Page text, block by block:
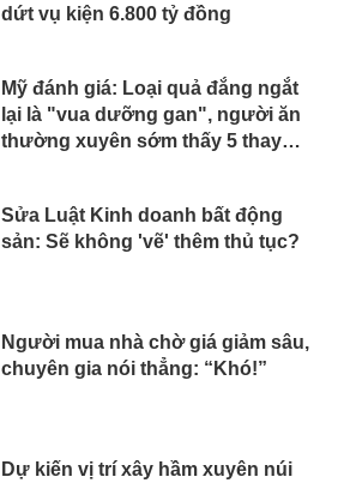
dứt vụ kiện 6.800 tỷ đồng
Mỹ đánh giá: Loại quả đắng ngắt
lại là "vua dưỡng gan", người ăn
thường xuyên sớm thấy 5 thay
Sửa Luật Kinh doanh bất động
sản: Sẽ không 'vẽ' thêm thủ tục?
Người mua nhà chờ giá giảm sâu,
chuyên gia nói thẳng: “Khó!”
Dự kiến vị trí xây hầm xuyên núi